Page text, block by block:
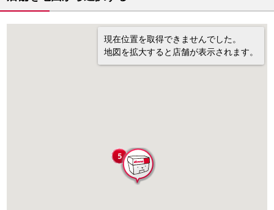
現在位置を取得できませんでした。
地図を拡大すると店舗が表示されます。